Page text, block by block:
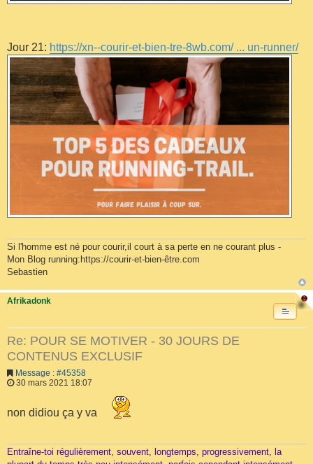
Jour 21: https://xn--courir-et-bien-tre-8wb.com/ ... un-runner/
Si l'homme est né pour courir,il court à sa perte en ne courant plus -
Mon Blog running:https://courir-et-bien-être.com
Sebastien
Afrikadonk
Re: POUR SE MOTIVER - 30 JOURS DE
CONTENUS EXCLUSIF
Message : #45358
30 mars 2021 18:07
non didiou ça y va
Entraîne-toi régulièrement, souvent, longtemps, progressivement, la